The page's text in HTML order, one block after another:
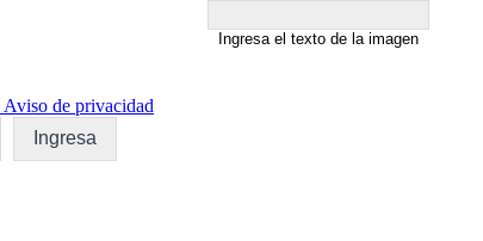
Ingresa el texto de la imagen
Aviso de privacidad
Ingresa